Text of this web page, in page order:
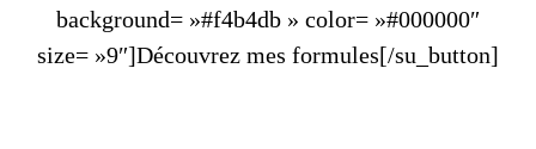
background= »#f4b4db » color= »#000000″
size= »9″]Découvrez mes formules[/su_button]